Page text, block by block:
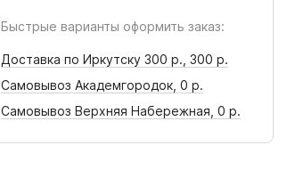
Быстрые варианты оформить заказ:
Доставка по Иркутску 300 р., 300 р.
Самовывоз Академгородок, 0 р.
Самовывоз Верхняя Набережная, 0 р.